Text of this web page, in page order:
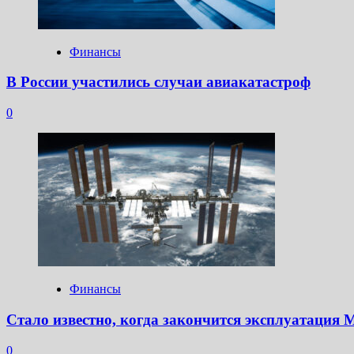
Финансы
В России участились случаи авиакатастроф
0
Финансы
Стало известно, когда закончится
0